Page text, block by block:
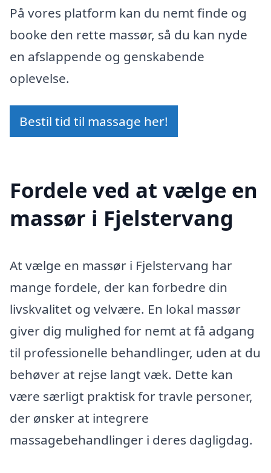
På vores platform kan du nemt finde og
booke den rette massør, så du kan nyde
en afslappende og genskabende
oplevelse.
Bestil tid til massage her!
Fordele ved at vælge en
massør i Fjelstervang
At vælge en massør i Fjelstervang har
mange fordele, der kan forbedre din
livskvalitet og velvære. En lokal massør
giver dig mulighed for nemt at få adgang
til professionelle behandlinger, uden at du
behøver at rejse langt væk. Dette kan
være særligt praktisk for travle personer,
der ønsker at integrere
massagebehandlinger i deres dagligdag.